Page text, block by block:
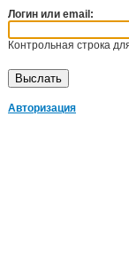
Логин или email:
Контрольная строка
Авторизация